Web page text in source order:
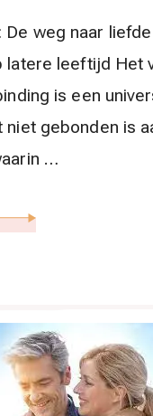
De weg naar
latere leeftijd Het
is een
niet gebonden is
…